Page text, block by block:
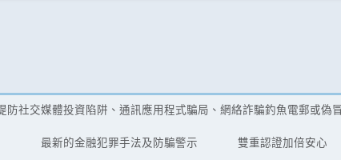
防社交媒體投資陷阱、通訊應用程式騙局、網絡詐騙釣魚電郵或偽
最新的金融犯罪手法及防騙警示 雙重認證加倍安心